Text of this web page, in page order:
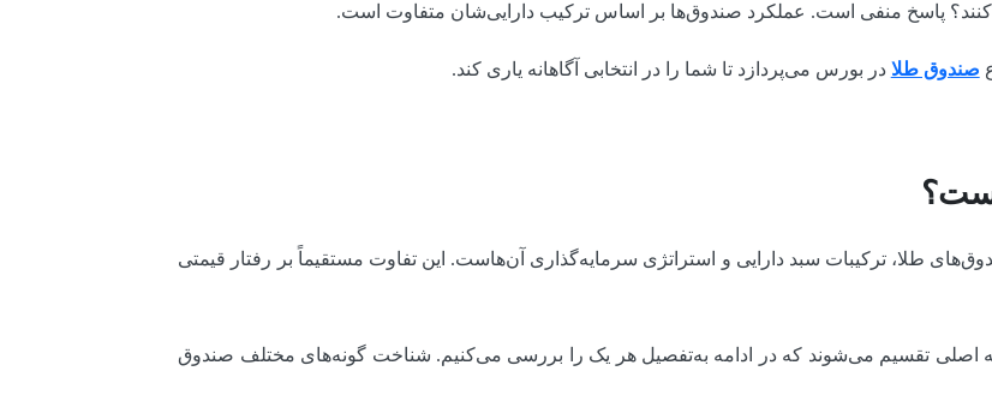
پاسخ منفی است. عملکرد صندوق‌ها بر اساس ترکیب دارایی‌شان متفاوت است.
صندوق طلا در بورس می‌پردازد تا شما را در انتخابی آگاهانه یاری کند.
طلا، ترکیبات سبد دارایی و استراتژی سرمایه‌گذاری آن‌هاست. این تفاوت مستقیماً بر رفتار قیمتی
اصلی تقسیم می‌شوند که در ادامه به‌تفصیل هر یک را بررسی می‌کنیم. شناخت گونه‌های مختلف صندوق